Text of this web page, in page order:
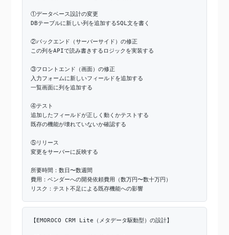
①データベース設計の変更
DBテーブルに新しい列を追加するSQL文を書く
②バックエンド（サーバーサイド）の修正
この列をAPIで読み書きするロジックを実装する
③フロントエンド（画面）の修正
入力フォームに新しいフィールドを追加する
一覧画面に列を追加する
④テスト
追加したフィールドが正しく動くかテストする
既存の機能が壊れていないか確認する
⑤リリース
変更をサーバーに反映する
所要時間：数日〜数週間
費用：ベンダーへの開発依頼費用（数万円〜数十万円）
リスク：テスト不足による既存機能への影響
【EMOROCO CRM Lite（メタデータ駆動型）の設計】